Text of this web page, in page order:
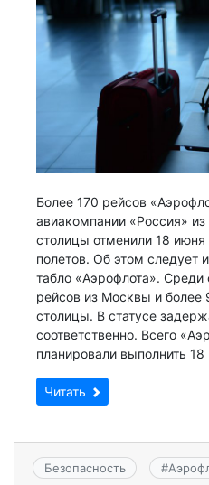
Более 170 рейсов
авиакомпании «Россия»
столицы отменили 18 июня
полетов. Об этом следует
табло «Аэрофлота».
рейсов из Москвы и
столицы. В статусе
соответственно. Всего
планировали выполнить
Читать
Безопасность #